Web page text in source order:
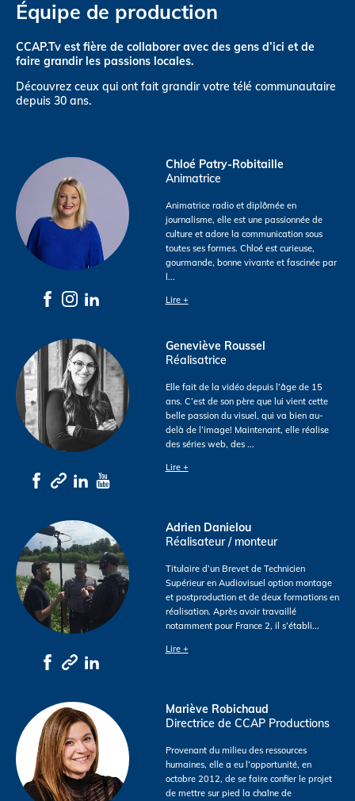
Équipe de production
CCAP.Tv est fière de collaborer avec des gens d’ici et de
faire grandir les passions locales.
Découvrez ceux qui ont fait grandir votre télé communautaire
depuis 30 ans.
Chloé Patry-Robitaille
Animatrice
Animatrice radio et diplômée en
journalisme, elle est une passionnée de
culture et adore la communication sous
toutes ses formes. Chloé est curieuse,
gourmande, bonne vivante et fascinée par
...
Lire +
Geneviève Roussel
Réalisatrice
Elle fait de la vidéo depuis l’âge de 15
ans. C’est de son père que lui vient cette
belle passion du visuel, qui va bien au-
delà de l’image! Maintenant, elle réalise
des séries web, des ...
Lire +
Adrien Danielou
Réalisateur / monteur
Titulaire d’un Brevet de Technicien
Supérieur en Audiovisuel option montage
et postproduction et de deux formations en
réalisation. Après avoir travaillé
notamment pour France 2, il s’établi...
Lire +
Mariève Robichaud
Directrice de CCAP Productions
Provenant du milieu des ressources
humaines, elle a eu l’opportunité, en
octobre 2012, de se faire confier le projet
de mettre sur pied la chaîne de